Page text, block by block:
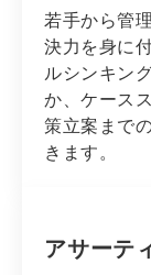
若手から管
決力を身に
ルシンキン
か、ケース
策立案まで
きます。
アサーテ